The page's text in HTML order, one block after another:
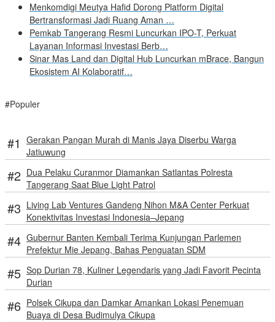
Menkomdigi Meutya Hafid Dorong Platform Digital
Bertransformasi Jadi Ruang Aman …
Pemkab Tangerang Resmi Luncurkan IPO-T, Perkuat
Layanan Informasi Investasi Berb…
Sinar Mas Land dan Digital Hub Luncurkan mBrace, Bangun
Ekosistem AI Kolaboratif…
#Populer
Gerakan Pangan Murah di Manis Jaya Diserbu Warga
Jatiuwung
Dua Pelaku Curanmor Diamankan Satlantas Polresta
Tangerang Saat Blue Light Patrol
Living Lab Ventures Gandeng Nihon M&A Center Perkuat
Konektivitas Investasi Indonesia–Jepang
Gubernur Banten Kembali Terima Kunjungan Parlemen
Prefektur Mie Jepang, Bahas Penguatan SDM
Sop Durian 78, Kuliner Legendaris yang Jadi Favorit Pecinta
Durian
Polsek Cikupa dan Damkar Amankan Lokasi Penemuan
Buaya di Desa Budimulya Cikupa